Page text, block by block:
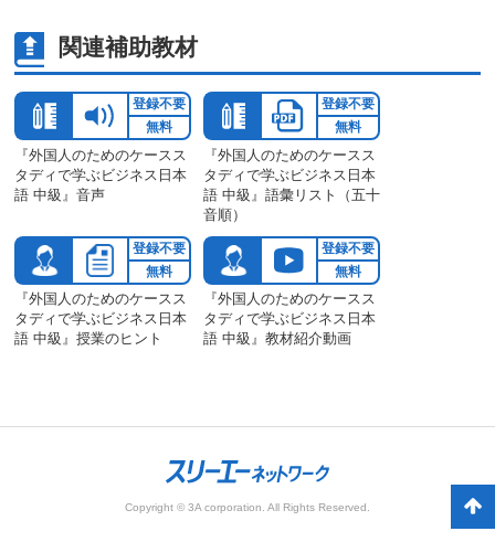
関連補助教材
『外国人のためのケースス
タディで学ぶビジネス日本
語 中級』音声
登録不要
無料
『外国人のためのケースス
タディで学ぶビジネス日本
語 中級』語彙リスト（五十
音順）
登録不要
無料
『外国人のためのケースス
タディで学ぶビジネス日本
語 中級』授業のヒント
登録不要
無料
『外国人のためのケースス
タディで学ぶビジネス日本
語 中級』教材紹介動画
登録不要
無料
Copyright © 3A corporation. All Rights Reserved.